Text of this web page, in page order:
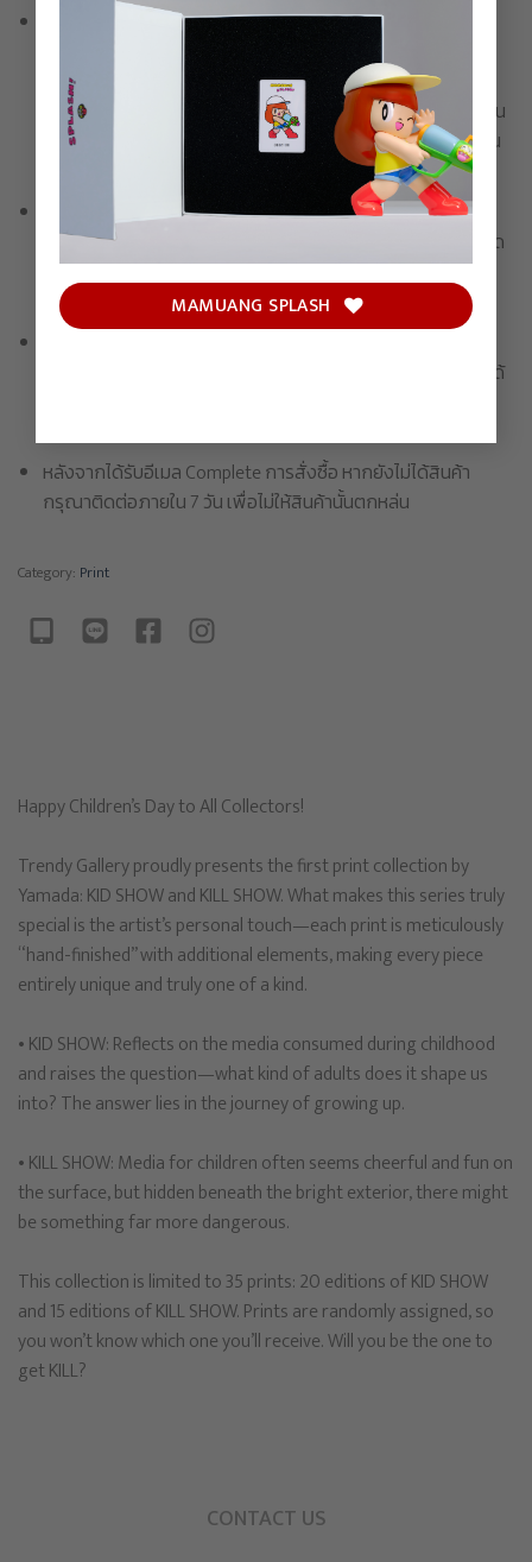
MAMUANG SPLASH
สำหรับสินค้าบางรายการ ซึ่งต้องใช้เวลาในการผลิตเพื่อชิ้นงาน
การจัดส่งได้ภายในกรอบเวลาที่กำหนด อาจเกิดการตคลาด
เคลื่อนอันเนื่องมาจากกระบวนการผลิต ซึ่งบริษัทจะแจ้งให้ทุกท่าน
ทราบหากเกิดเหตุสุดวิสัยเช่นนั้น โดยขอสงวนสิทธิ์ในการเปลี่ยน
กล่องบรรจุภัณฑ์ / กล่องด้านนอกของผลิตภัณฑ์ ใช้สำหรับ
ป้องกันเท่านั้น รอยบุบหรือรอยขีดข่วนบนกล่องบรรจุภัณฑ์ที่เกิด
จากสาเหตุใด ๆ จะไม่รวมอยู่ความเสียหาย และไม่ถือเป็นการ
ยกเลิกธุรกรรม
ถูกแจ้งให้ทราบก่อนการชำระเงิน แนะนำให้ตรวจสอบสินค้าเมื่อได้
หลังจากได้รับอีเมล Complete การสั่งซื้อ หากยังไม่ได้สินค้า
กรุณาติดต่อภายใน 7 วัน เพื่อไม่ให้สินค้านั้นตกหล่น
Category: Print
Happy Children’s Day to All Collectors!
Trendy Gallery proudly presents the first print collection by
Yamada: KID SHOW and KILL SHOW. What makes this series truly
special is the artist’s personal touch—each print is meticulously
“hand-finished” with additional elements, making every piece
entirely unique and truly one of a kind.
• KID SHOW: Reflects on the media consumed during childhood
and raises the question—what kind of adults does it shape us
into? The answer lies in the journey of growing up.
• KILL SHOW: Media for children often seems cheerful and fun on
the surface, but hidden beneath the bright exterior, there might
be something far more dangerous.
This collection is limited to 35 prints: 20 editions of KID SHOW
and 15 editions of KILL SHOW. Prints are randomly assigned, so
you won’t know which one you’ll receive. Will you be the one to
get KILL?
CONTACT US